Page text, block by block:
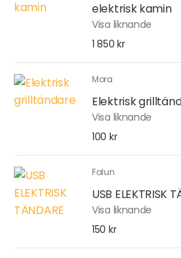
elektrisk kamin
Visa liknande
1 850 kr
Mora
Elektrisk
Visa liknande
100 kr
Falun
USB ELEKTRISK
Visa liknande
150 kr